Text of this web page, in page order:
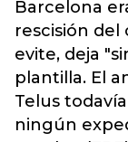
Barcelona
rescisión del
evite, deja
plantilla. El
Telus
ningún